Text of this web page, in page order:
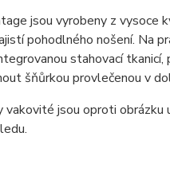
jsou vyrobeny z vysoce
pohodlného nošení. Na
stahovací
šňůrkou provlečenou v
vakovité jsou oproti